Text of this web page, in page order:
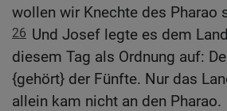
wollen wir Knechte des Pharao
26 Und Josef legte es dem
diesem Tag als Ordnung auf:
{gehört} der Fünfte. Nur das
allein kam nicht an den Pharao.